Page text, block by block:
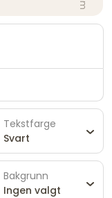
Tekstfarge
Svart
Bakgrunn
Ingen valgt